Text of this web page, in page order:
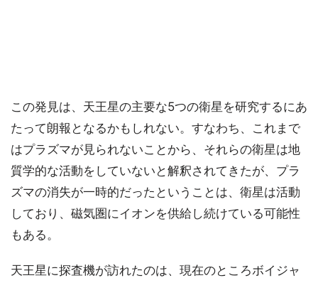
この発見は、天王星の主要な5つの衛星を研究するにあ
たって朗報となるかもしれない。すなわち、これまで
はプラズマが見られないことから、それらの衛星は地
質学的な活動をしていないと解釈されてきたが、プラ
ズマの消失が一時的だったということは、衛星は活動
しており、磁気圏にイオンを供給し続けている可能性
もある。
天王星に探査機が訪れたのは、現在のところボイジャ